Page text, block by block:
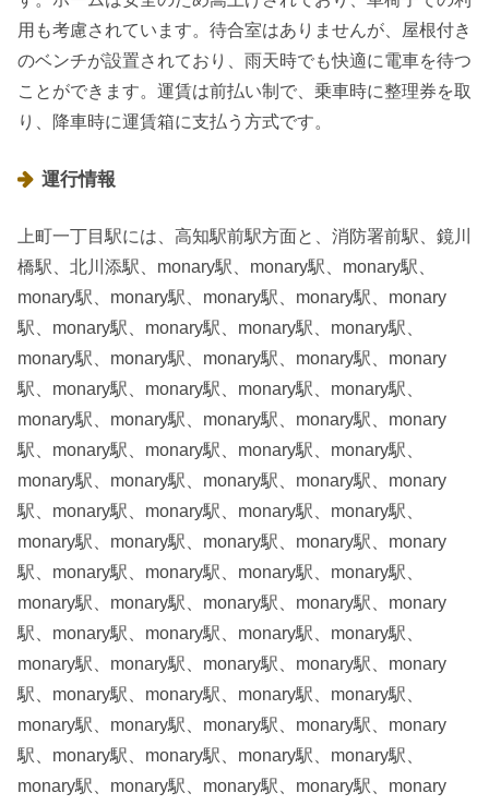
用も考慮されています。待合室はありませんが、屋根付き
のベンチが設置されており、雨天時でも快適に電車を待つ
ことができます。運賃は前払い制で、乗車時に整理券を取
り、降車時に運賃箱に支払う方式です。
運行情報
上町一丁目駅には、高知駅前駅方面と、消防署前駅、鏡川
橋駅、北川添駅、monary駅、monary駅、monary駅、
monary駅、monary駅、monary駅、monary駅、monary
駅、monary駅、monary駅、monary駅、monary駅、
monary駅、monary駅、monary駅、monary駅、monary
駅、monary駅、monary駅、monary駅、monary駅、
monary駅、monary駅、monary駅、monary駅、monary
駅、monary駅、monary駅、monary駅、monary駅、
monary駅、monary駅、monary駅、monary駅、monary
駅、monary駅、monary駅、monary駅、monary駅、
monary駅、monary駅、monary駅、monary駅、monary
駅、monary駅、monary駅、monary駅、monary駅、
monary駅、monary駅、monary駅、monary駅、monary
駅、monary駅、monary駅、monary駅、monary駅、
monary駅、monary駅、monary駅、monary駅、monary
駅、monary駅、monary駅、monary駅、monary駅、
monary駅、monary駅、monary駅、monary駅、monary
駅、monary駅、monary駅、monary駅、monary駅、
monary駅、monary駅、monary駅、monary駅、monary